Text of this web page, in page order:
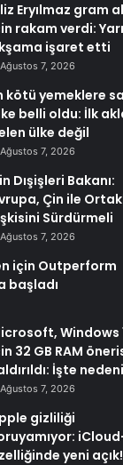
Eryılmaz gram
rakam verdi:
işaret etti
Ağustos 7, 2026
kötü yemeklere
belli oldu: İlk
ülke değil
Ağustos 7, 2026
Dışişleri Bakanı:
Çin ile
Sürdürmeli
Ağustos 7, 2026
için Outperform
başladı
Windows
32 GB RAM
İşte nedeni
Ağustos 7, 2026
gizliliği
yeni açık!